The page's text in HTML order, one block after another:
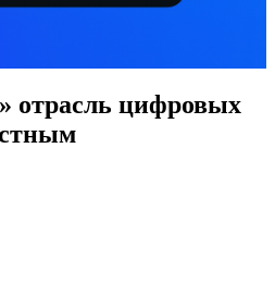
отрасль цифровых